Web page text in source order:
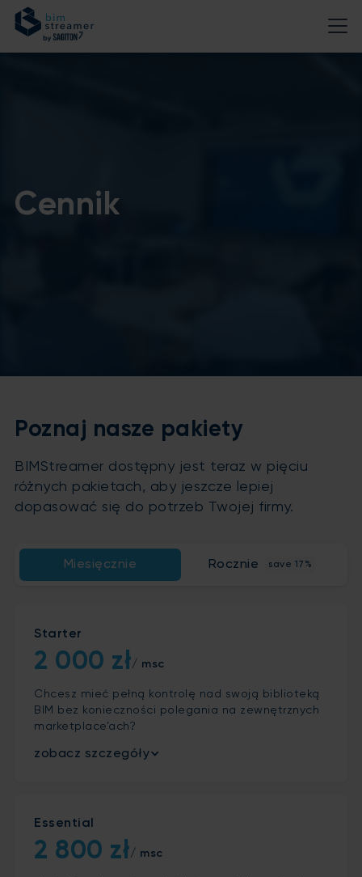
Cennik
Poznaj nasze pakiety
BIMStreamer dostępny jest teraz w pięciu
różnych pakietach, aby jeszcze lepiej
dopasować się do potrzeb Twojej firmy.
Miesięcznie Rocznie save 17%
Starter
2 000 zł/ msc
Chcesz mieć pełną kontrolę nad swoją biblioteką
BIM bez konieczności polegania na zewnętrznych
marketplace’ach?
zobacz szczegóły
Essential
2 800 zł/ msc